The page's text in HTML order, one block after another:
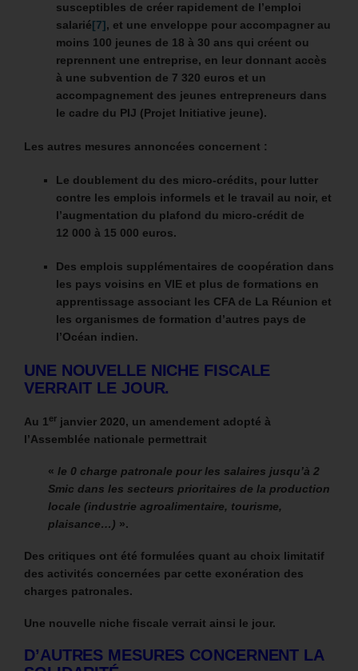
susceptibles de créer rapidement de l’emploi
salarié[7], et une enveloppe pour accompagner au
moins 100 jeunes de 18 à 30 ans qui créent ou
reprennent une entreprise, en leur donnant accès
à une subvention de 7 320 euros et un
accompagnement des jeunes entrepreneurs dans
le cadre du PIJ (Projet Initiative jeune).
Les autres mesures annoncées concernent :
Le doublement du des micro-crédits, pour lutter
contre les emplois informels et le travail au noir, et
l’augmentation du plafond du micro-crédit de
12 000 à 15 000 euros.
Des emplois supplémentaires de coopération dans
les pays voisins en VIE et plus de formations en
apprentissage associant les CFA de La Réunion et
les organismes de formation d’autres pays de
l’Océan indien.
UNE NOUVELLE NICHE FISCALE
VERRAIT LE JOUR.
Au 1er janvier 2020, un amendement adopté à
l’Assemblée nationale permettrait
« le 0 charge patronale pour les salaires jusqu’à 2
Smic dans les secteurs prioritaires de la production
locale (industrie agroalimentaire, tourisme,
plaisance…) ».
Des critiques ont été formulées quant au choix limitatif
des activités concernées par cette exonération des
charges patronales.
Une nouvelle niche fiscale verrait ainsi le jour.
D’AUTRES MESURES CONCERNENT LA